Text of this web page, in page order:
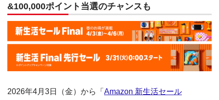
&100,000ポイント当選のチャンスも
2026年4月3日（金）から「 Amazon 新生活セール